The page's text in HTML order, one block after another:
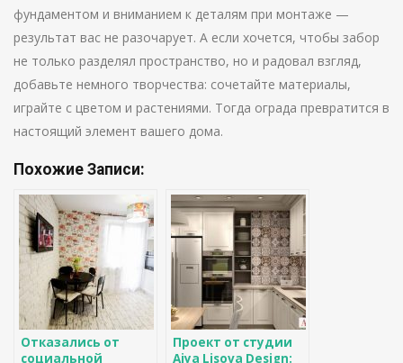
фундаментом и вниманием к деталям при монтаже —
результат вас не разочарует. А если хочется, чтобы забор
не только разделял пространство, но и радовал взгляд,
добавьте немного творчества: сочетайте материалы,
играйте с цветом и растениями. Тогда ограда превратится в
настоящий элемент вашего дома.
Похожие Записи:
Отказались от
социальной
Проект от студии
Aiya Lisova Design: